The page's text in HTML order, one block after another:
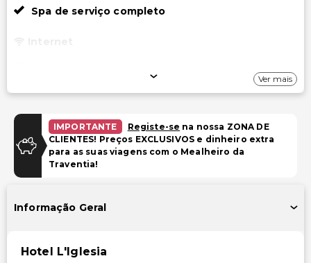
Spa de serviço completo
Estacionamento
Estacionamento gratuito com manobrista
Estacionamento gratuito
Spa de serviço completo
Salas de reunião
Ver mais
IMPORTANTE Registe-se na nossa ZONA DE
CLIENTES! Preços EXCLUSIVOS e dinheiro extra
para as suas viagens com o Mealheiro da
Traventia!
Informação Geral
Hotel L'Iglesia